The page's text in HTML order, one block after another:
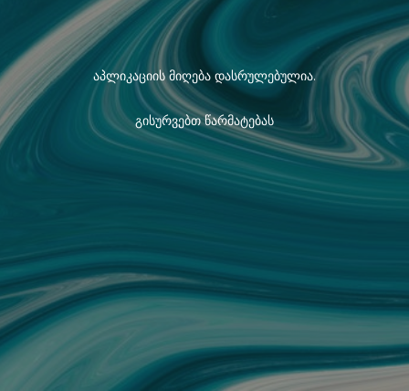
აპლიკაციის მიღება დასრულებულია.
გისურვებთ წარმატებას